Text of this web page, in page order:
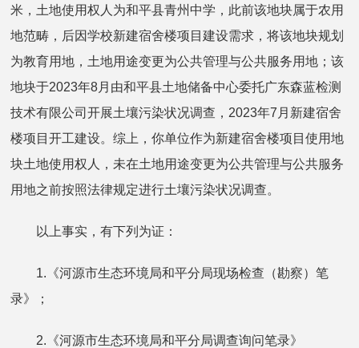
米，土地使用权人为和平县青州中学，此前该地块属于农用
地范畴，后因学校新建宿舍楼项目建设需求，将该地块规划
为教育用地，土地用途变更为公共管理与公共服务用地；该
地块于2023年8月由和平县土地储备中心委托广东森蓝检测
技术有限公司开展土壤污染状况调查，2023年7月新建宿舍
楼项目开工建设。综上，你单位作为新建宿舍楼项目使用地
块土地使用权人，未在土地用途变更为公共管理与公共服务
用地之前按照法律规定进行土壤污染状况调查。
以上事实，有下列为证：
1.《河源市生态环境局和平分局现场检查（勘察）笔
录》；
2.《河源市生态环境局和平分局调查询问笔录》